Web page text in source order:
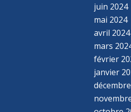
juin 2024
mai 2024
avril 2024
mars
février
janvier